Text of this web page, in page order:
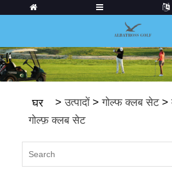
घर > उत्पादों>गोल्फ क्लब सेट>
गोल्फ़ क्लब सेट